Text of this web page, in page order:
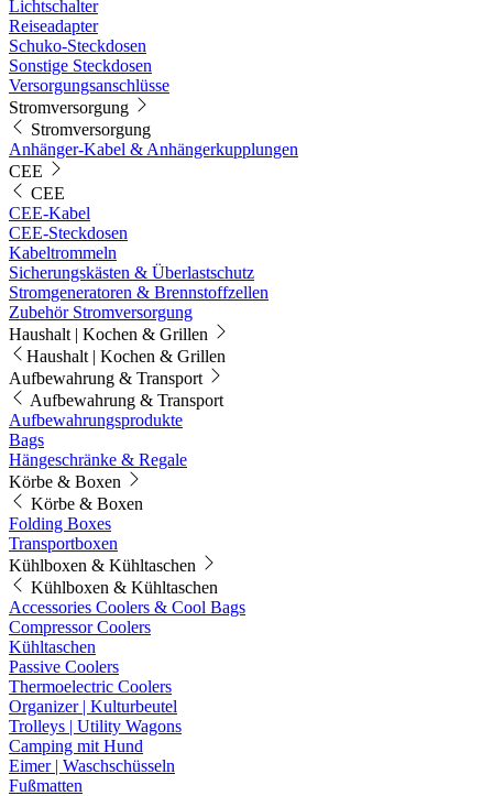
Lichtschalter
Reiseadapter
Schuko-Steckdosen
Sonstige Steckdosen
Versorgungsanschlüsse
Stromversorgung
Stromversorgung
Anhänger-Kabel & Anhängerkupplungen
CEE
CEE
CEE-Kabel
CEE-Steckdosen
Kabeltrommeln
Sicherungskästen & Überlastschutz
Stromgeneratoren & Brennstoffzellen
Zubehör Stromversorgung
Haushalt | Kochen & Grillen
Haushalt | Kochen & Grillen
Aufbewahrung & Transport
Aufbewahrung & Transport
Aufbewahrungsprodukte
Bags
Hängeschränke & Regale
Körbe & Boxen
Körbe & Boxen
Folding Boxes
Transportboxen
Kühlboxen & Kühltaschen
Kühlboxen & Kühltaschen
Accessories Coolers & Cool Bags
Compressor Coolers
Kühltaschen
Passive Coolers
Thermoelectric Coolers
Organizer | Kulturbeutel
Trolleys | Utility Wagons
Camping mit Hund
Eimer | Waschschüsseln
Fußmatten